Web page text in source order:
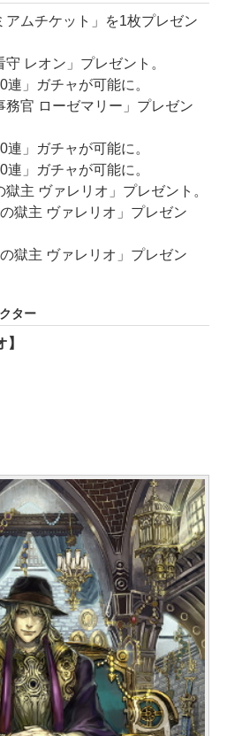
アムチケット」を1枚プレゼン
レオン」プレゼント。
連」ガチャが可能に。
務官 ローゼマリー」プレゼン
連」ガチャが可能に。
連」ガチャが可能に。
獄主 ヴァレリオ」プレゼント。
獄主 ヴァレリオ」プレゼン
獄主 ヴァレリオ」プレゼン
ター